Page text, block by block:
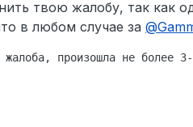
твою жалобу, так как
в любом случае за @